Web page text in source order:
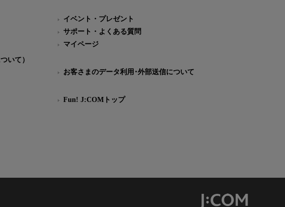
いて）
イベント・プレゼント
サポート・よくある質問
マイページ
お客さまのデータ利用･外部送信について
Fun! J:COMトップ